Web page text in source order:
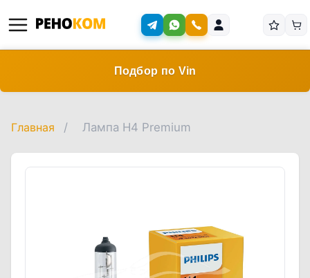
Подбор по Vin
Главная / Лампа H4 Premium